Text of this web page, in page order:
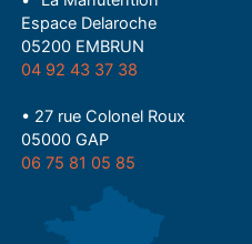
Espace Delaroche
05200 EMBRUN
04 92 43 37 38
• 27 rue Colonel Roux
05000 GAP
06 75 81 05 85